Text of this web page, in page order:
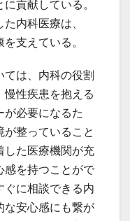
貢献している。
内科医療は、
支えている。
は、内科の役割
慢性疾患を抱える
が必要になるた
整っていること
した医療機関が充
感を持つことがで
ぐに相談できる内
な安心感にも繋が